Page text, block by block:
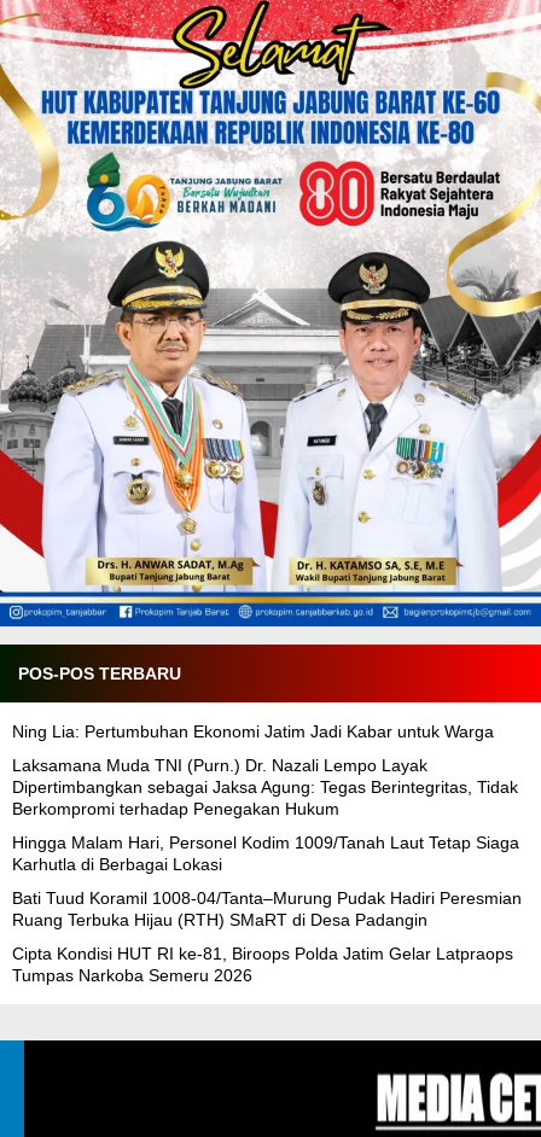
POS-POS TERBARU
Ning Lia: Pertumbuhan Ekonomi Jatim Jadi Kabar untuk Warga
Laksamana Muda TNI (Purn.) Dr. Nazali Lempo Layak
Dipertimbangkan sebagai Jaksa Agung: Tegas Berintegritas, Tidak
Berkompromi terhadap Penegakan Hukum
Hingga Malam Hari, Personel Kodim 1009/Tanah Laut Tetap Siaga
Karhutla di Berbagai Lokasi
Bati Tuud Koramil 1008-04/Tanta–Murung Pudak Hadiri Peresmian
Ruang Terbuka Hijau (RTH) SMaRT di Desa Padangin
Cipta Kondisi HUT RI ke-81, Biroops Polda Jatim Gelar Latpraops
Tumpas Narkoba Semeru 2026